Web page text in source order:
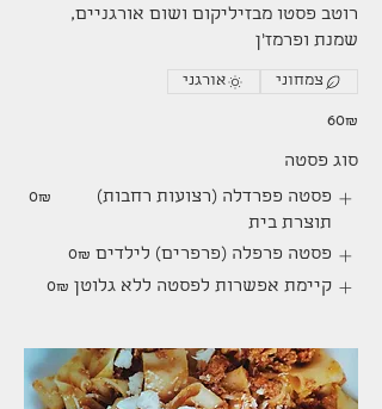
רוטב פסטו מבזיליקום ושום אורגניים,
שמנת ופרמז'ן
‏60 ‏₪
צמחוני אורגני
סוג פסטה
פסטה פפרדלה (רצועות רחבות)
תוצרת בית
‏0 ‏₪
פסטה פרפלה (פרפרים) לילדים ‏0 ‏₪
קיימת אפשרות לפסטה ללא גלוטן ‏0 ‏₪